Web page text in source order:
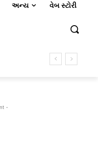
અન્ય વેબ સ્ટોરી
-